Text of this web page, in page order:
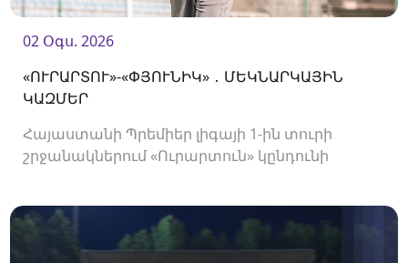
02 Օգս. 2026
«ՈՒՐԱՐՏՈՒ»-«ՓՅՈՒՆԻԿ» ․ ՄԵԿՆԱՐԿԱՅԻՆ
ԿԱԶՄԵՐ
Հայաստանի Պրեմիեր լիգայի 1-ին տուրի
շրջանակներում «Ուրարտուն» կընդունի